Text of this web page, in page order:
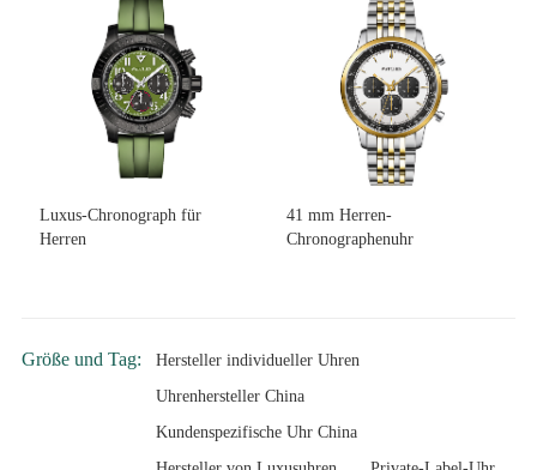
Luxus-Chronograph für
Herren
41 mm Herren-
Chronographenuhr
Größe und Tag:
Hersteller individueller Uhren
Uhrenhersteller China
Kundenspezifische Uhr China